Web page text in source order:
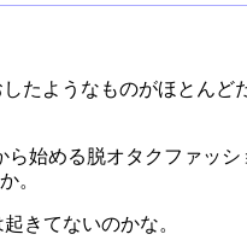
たようなものがほとんど
始める脱オタクファッシ
。
きてないのかな。